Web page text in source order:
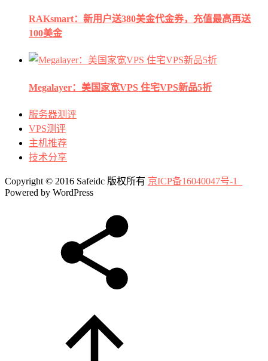
RAKsmart：新用户送380美金代金券，充值最高再送
100美金
Megalayer：美国家宽VPS 住宅VPS新品5折
服务器测评
VPS测评
主机推荐
技术分享
Copyright © 2016 Safeidc 版权所有 京ICP备16040047号-1
Powered by WordPress